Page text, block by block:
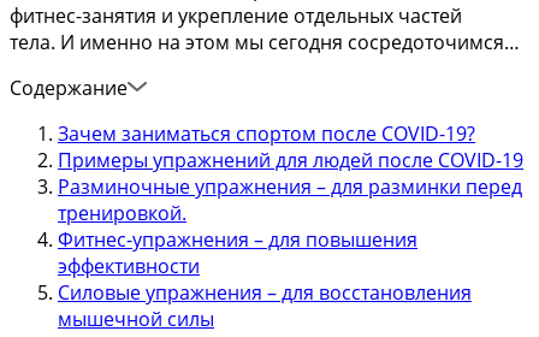
фитнес-занятия и укрепление отдельных частей
тела. И именно на этом мы сегодня сосредоточимся…
Содержание
Зачем заниматься спортом после COVID-19?
Примеры упражнений для людей после COVID-19
Разминочные упражнения – для разминки перед
тренировкой.
Фитнес-упражнения – для повышения
эффективности
Силовые упражнения – для восстановления
мышечной силы